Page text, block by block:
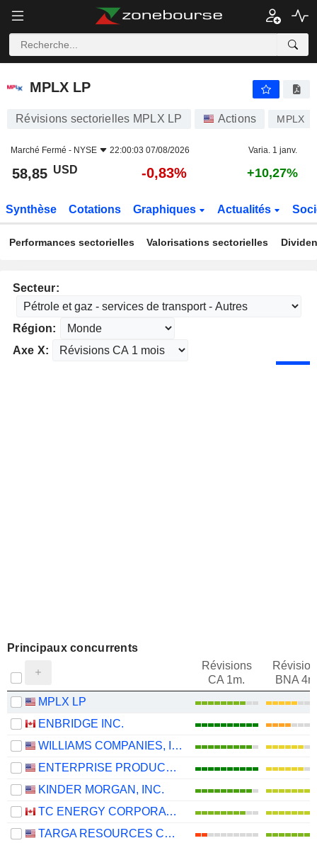
MPLX LP
MPLX LP
Révisions sectorielles MPLX LP Actions MPLX
Marché Fermé - NYSE 22:00:03 07/08/2026 Varia. 1 janv.
58,85 USD -0,83% +10,27%
Synthèse Cotations Graphiques Actualités
Performances sectorielles Valorisations sectorielles
Secteur:
Région:
Axe X:
Principaux concurrents
Révisions
CA 1m.
BNA
MPLX LP
ENBRIDGE INC.
WILLIAMS COMPANIES, INC.
ENTERPRISE PRODUCTS PARTNERS L.P.
KINDER MORGAN, INC.
TC ENERGY CORPORATION
TARGA RESOURCES CORP.